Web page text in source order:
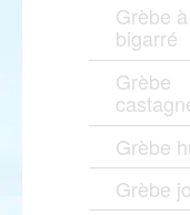
Grèbe
bigarré
Grèbe
Grèbe
Grèbe